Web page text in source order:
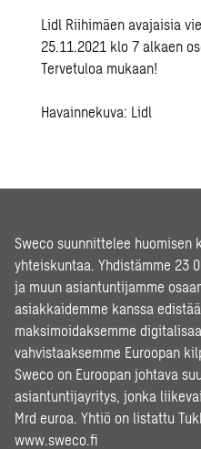
Lidl Riihimäen avajaisia
25.11.2021 klo 7 alkaen
Tervetuloa mukaan!
Havainnekuva: Lidl
Sweco suunnittelee huomisen
yhteiskuntaa. Yhdistämme 23
ja muun asiantuntijamme
asiakkaidemme kanssa
maksimoidaksemme
vahvistaaksemme Euroopan
Sweco on Euroopan johtava
asiantuntijayritys, jonka
Mrd euroa. Yhtiö on listattu
www.sweco.fi